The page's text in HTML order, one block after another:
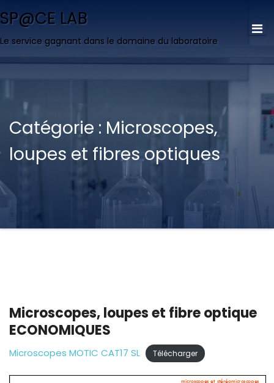
SP@CE LAB
Le service gagnant dans le domaine du laboratoire
Catégorie : Microscopes,
loupes et fibres optiques
Microscopes, loupes et fibre optique
ECONOMIQUES
Microscopes MOTIC CAT17 SL Télécharger